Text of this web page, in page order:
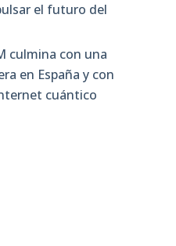
el futuro del
culmina con una
en España y con
cuántico